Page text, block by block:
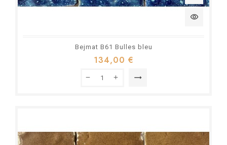
visibility
Bejmat B61 Bulles bleu
134,00 €
trending_flat